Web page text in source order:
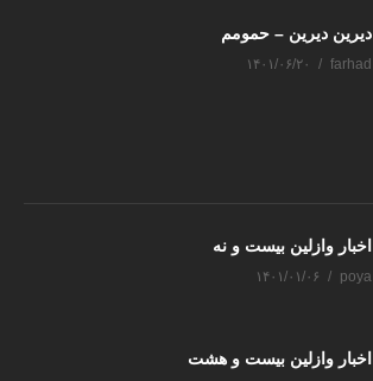
دیرین دیرین – حمومم
farhad ۱۴۰۱/۰۶/۲۰
اخبار وازلین بیست و نه
poya ۱۴۰۱/۰۱/۰۶
اخبار وازلین بیست و هشت